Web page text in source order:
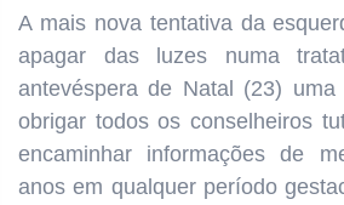
A mais nova tentativa da
apagar das luzes numa
antevéspera de Natal (23)
obrigar todos os conselheiros
encaminhar informações de
anos em qualquer período